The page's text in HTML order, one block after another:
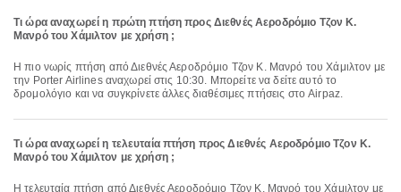
Τι ώρα αναχωρεί η πρώτη πτήση προς Διεθνές Αεροδρόμιο Τζον Κ.
Μανρό του Χάμιλτον με χρήση ;
Η πιο νωρίς πτήση από Διεθνές Αεροδρόμιο Τζον Κ. Μανρό του Χάμιλτον με
την Porter Airlines αναχωρεί στις 10:30. Μπορείτε να δείτε αυτό το
δρομολόγιο και να συγκρίνετε άλλες διαθέσιμες πτήσεις στο Airpaz.
Τι ώρα αναχωρεί η τελευταία πτήση προς Διεθνές Αεροδρόμιο Τζον Κ.
Μανρό του Χάμιλτον με χρήση ;
Η τελευταία πτήση από Διεθνές Αεροδρόμιο Τζον Κ. Μανρό του Χάμιλτον με